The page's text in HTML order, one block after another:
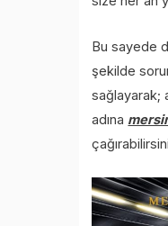
Bu sayede
şekilde
sağlayarak;
adına